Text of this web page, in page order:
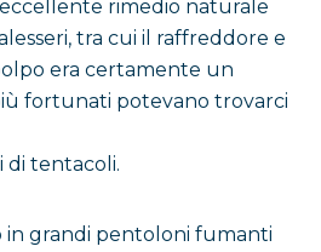
rimedio naturale
tra cui il raffreddore e
era certamente un
fortunati potevano trovarci
di tentacoli.
in grandi pentoloni fumanti